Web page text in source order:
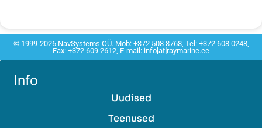
VHF raadiod ja AIS
i50 ja i60 Instrumendid
i70s ja ALPHA Instrumendid
© 1999-2026 NavSystems OÜ. Mob: +372 508 8768, Tel: +372 608 0248,
Fax: +372 609 2612, E-mail: info[at]raymarine.ee
Info
Uudised
Teenused